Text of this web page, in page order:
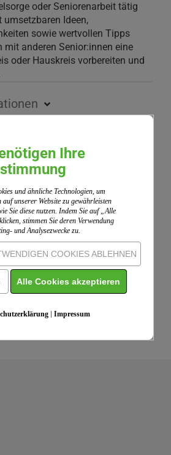
oder Seniorenarbeit tätig
Ideen,
sowie wertvollen Tipps
mit anderen Senior:innen eine
oder Hauskreis vorbereiten und
Bewertungen vorhanden. Seien
Produkt bewertet.
als unabhängigen Dienstleister
Bewertungen. ShopVote hat
um sicherzustellen, dass es
handelt.Mehr
Ihre
und ähnliche Technologien, um
unserer Website zu gewährleisten
Sie diese nutzen. Indem Sie auf „Alle
stimmen Sie deren Verwendung
und Analysezwecke zu.
COOKIES ABLEHNEN
Alle Cookies akzeptieren
| Impressum